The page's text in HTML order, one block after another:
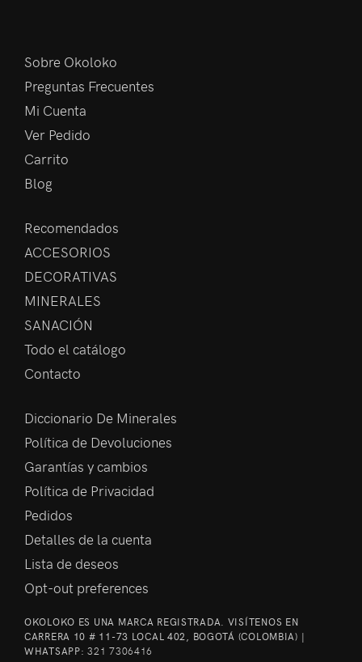
Sobre Okoloko
Preguntas Frecuentes
Mi Cuenta
Ver Pedido
Carrito
Blog
Recomendados
ACCESORIOS
DECORATIVAS
MINERALES
SANACIÓN
Todo el catálogo
Contacto
Diccionario De Minerales
Política de Devoluciones
Garantías y cambios
Política de Privacidad
Pedidos
Detalles de la cuenta
Lista de deseos
Opt-out preferences
OKOLOKO ES UNA MARCA REGISTRADA. VISÍTENOS EN
CARRERA 10 # 11-73 LOCAL 402, BOGOTÁ (COLOMBIA) |
WHATSAPP:321 7306416